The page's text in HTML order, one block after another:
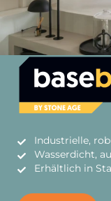
Industrielle,
Wasserdicht,
Erhältlich in